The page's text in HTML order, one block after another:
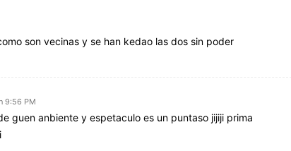
son vecinas y se han kedao las dos sin poder
9:56 PM
guen anbiente y espetaculo es un puntaso jijiji prima